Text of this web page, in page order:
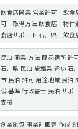
飲食店開業 営業許可 飲
可 取得方法 飲食店 物件
食店サポート 石川県 飲食
民泊 開業 方法 簡易宿所 許
石川県 民泊 旅館業 違い 石
市 民泊 許可 用途地域 民泊
備 基準 行政書士 民泊 サポ
支援
創業融資 事業計画書 作成